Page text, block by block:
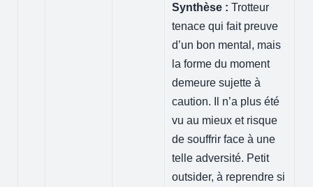
Synthèse : Trotteur
tenace qui fait preuve
d’un bon mental, mais
la forme du moment
demeure sujette à
caution. Il n’a plus été
vu au mieux et risque
de souffrir face à une
telle adversité. Petit
outsider, à reprendre si